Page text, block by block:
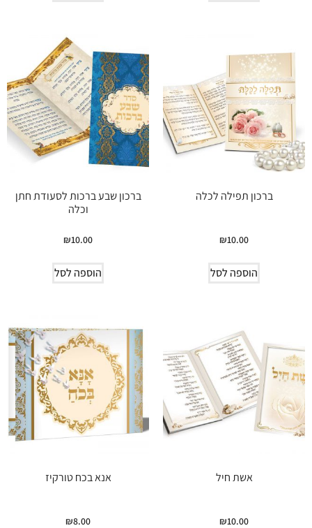
ברכון תפילה לכלה
₪10.00
הוספה לסל
ברכון שבע ברכות לסעודת חתן
וכלה
₪10.00
הוספה לסל
אשת חיל
₪10.00
אנא בכח טורקיז
₪8.00